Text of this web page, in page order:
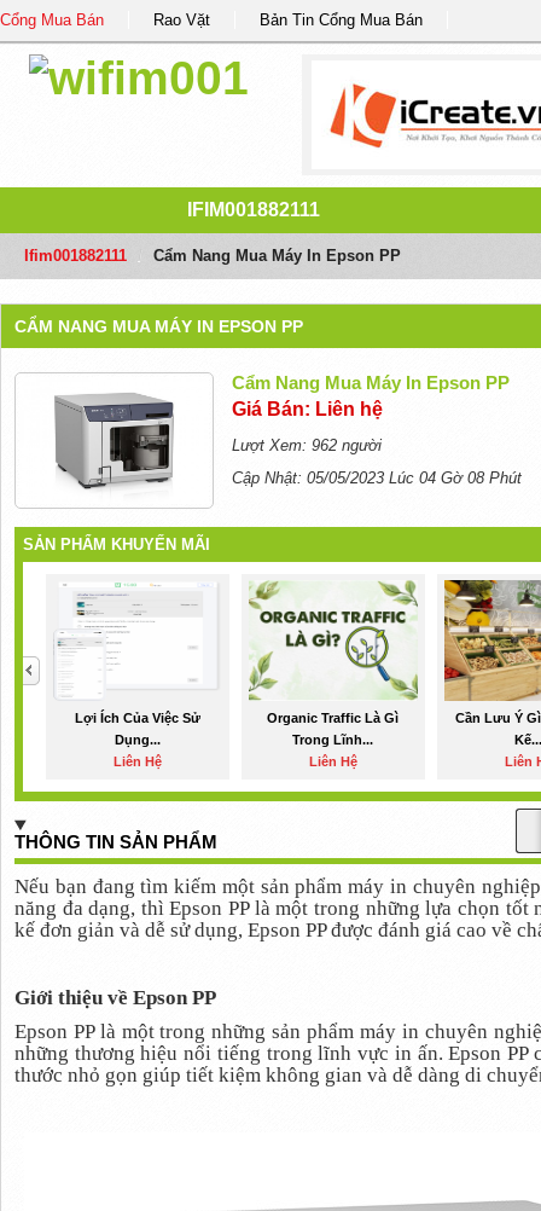
Cổng Mua Bán Rao Vặt Bản Tin Cổng Mua Bán
IFIM001882111
Ifim001882111 Cẩm Nang Mua Máy In Epson PP
CẨM NANG MUA MÁY IN EPSON PP
Cẩm Nang Mua Máy In Epson PP
Giá Bán: Liên hệ
Lượt Xem: 962 người
Cập Nhật: 05/05/2023 Lúc 04 Gờ 08 Phút
SẢN PHẨM KHUYẾN MÃI
Lợi Ích Của Việc Sử
Dụng...
Liên Hệ
Organic Traffic Là Gì
Trong Lĩnh...
Liên Hệ
Cần Lưu Ý
Liên
THÔNG TIN SẢN PHẨM
Nếu bạn đang tìm kiếm một sản phẩm máy in chuyên
năng đa dạng, thì Epson PP là một trong những lựa chọn
kế đơn giản và dễ sử dụng, Epson PP được đánh giá cao về
Giới thiệu về Epson PP
Epson PP là một trong những sản phẩm máy in chuyên
những thương hiệu nổi tiếng trong lĩnh vực in ấn. Epson
thước nhỏ gọn giúp tiết kiệm không gian và dễ dàng di